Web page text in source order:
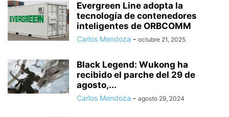
Evergreen Line adopta la
tecnología de contenedores
inteligentes de ORBCOMM
Carlos Mendoza - octubre 21, 2025
Black Legend: Wukong ha
recibido el parche del 29 de
agosto,...
Carlos Mendoza - agosto 29, 2024